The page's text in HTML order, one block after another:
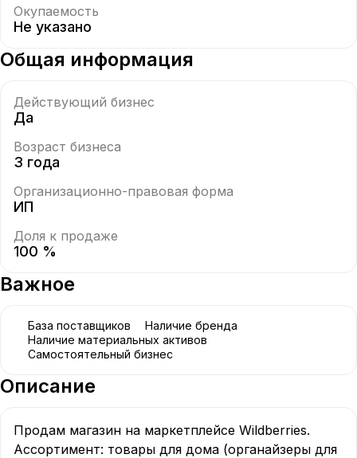
Окупаемость
Не указано
Общая информация
Действующий бизнес
Да
Возраст бизнеса
3 года
Организационно-правовая форма
ИП
Доля к продаже
100 %
Важное
База поставщиков
Наличие бренда
Наличие материальных активов
Самостоятельный бизнес
Описание
Продам магазин на маркетплейсе Wildberries.
Ассортимент: товары для дома (органайзеры для